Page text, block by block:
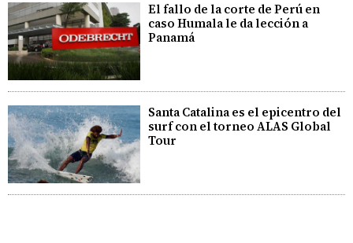
El fallo de la corte de Perú en
caso Humala le da lección a
Panamá
Santa Catalina es el epicentro del
surf con el torneo ALAS Global
Tour